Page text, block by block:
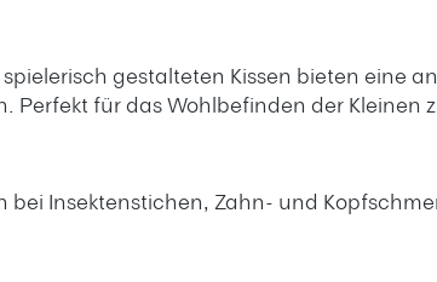
gestalteten Kissen bieten eine
Perfekt für das Wohlbefinden der Kleinen
Insektenstichen, Zahn- und